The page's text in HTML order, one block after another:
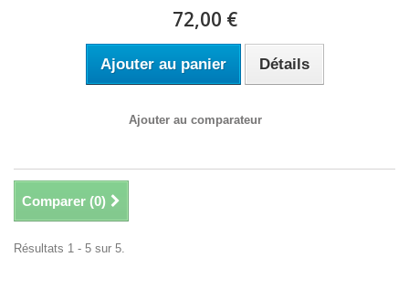
72,00 €
Ajouter au panier Détails
Ajouter au comparateur
Comparer (0)
Résultats 1 - 5 sur 5.